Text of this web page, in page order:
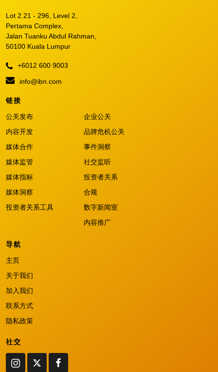
Lot 2.21 - 296, Level 2,
Pertama Complex,
Jalan Tuanku Abdul Rahman,
50100 Kuala Lumpur
+6012 600 9003
info@ibn.com
链接
公关发布
内容开发
媒体合作
媒体监管
媒体指标
媒体洞察
投资者关系工具
企业公关
品牌危机公关
事件洞察
社交监听
投资者关系
合规
数字新闻室
内容推广
导航
主页
关于我们
加入我们
联系方式
隐私政策
社交